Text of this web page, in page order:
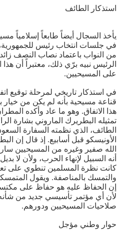
استذكار الطائف
يأخذ السجال أيضاً طابعاً إسلامياً
في جلسات انتخاب رئيس
من النواب باعتماد نصاب النصف
الرئيس نبيه برّي ذلك، معتبراً أن
على المسيحيين.
في استذكار تاريخي لمرحلة توقيع
قناعة مسيحية بأنه لم يكن من خيار
هذا الاتفاق. وهو ما عاد وأكده
تمثيله البطريرك الماروني بشارة
الطائف، الذي نظمته السفارة
الأونيسكو قبل أسابيع. إذ قال إن
الله صفير وغيره من المسيحيين
أنه السبيل لإنهاء الحرب، ولأن لا
كانت نظرة المسلمين تنطوي على
والتمسك بالمناصفة. ويقول
إن الحفاظ عليه هو حفاظ على
لأن أي مؤتمر تأسيسي جديد من
صلاحيات المسيحيين ودورهم.
حوار وطني مؤجل